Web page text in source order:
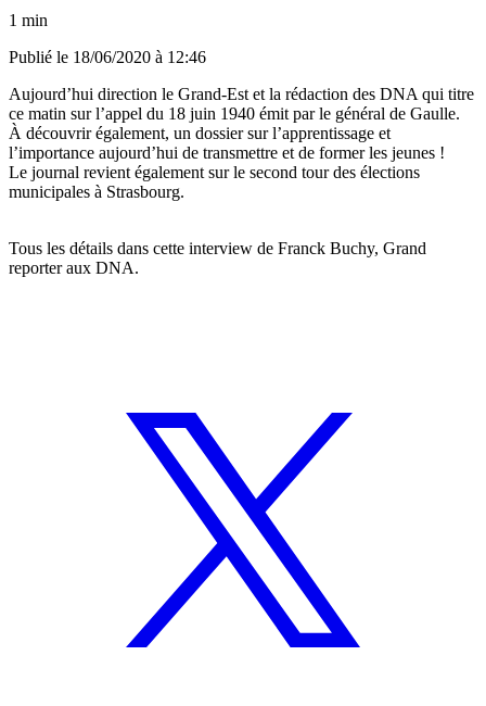
1 min
Publié le 18/06/2020 à 12:46
Aujourd’hui direction le Grand-Est et la rédaction des DNA qui titre
ce matin sur l’appel du 18 juin 1940 émit par le général de Gaulle.
À découvrir également, un dossier sur l’apprentissage et
l’importance aujourd’hui de transmettre et de former les jeunes !
Le journal revient également sur le second tour des élections
municipales à Strasbourg.
Tous les détails dans cette interview de Franck Buchy, Grand
reporter aux DNA.